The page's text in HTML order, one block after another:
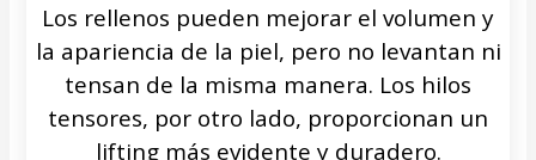
Los rellenos pueden mejorar el volumen y
la apariencia de la piel, pero no levantan ni
tensan de la misma manera. Los hilos
tensores, por otro lado, proporcionan un
lifting más evidente y duradero.